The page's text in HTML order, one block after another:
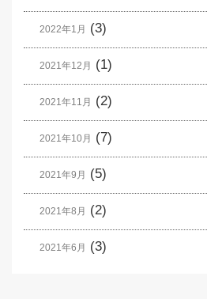
2022年1月 (3)
2021年12月 (1)
2021年11月 (2)
2021年10月 (7)
2021年9月 (5)
2021年8月 (2)
2021年6月 (3)